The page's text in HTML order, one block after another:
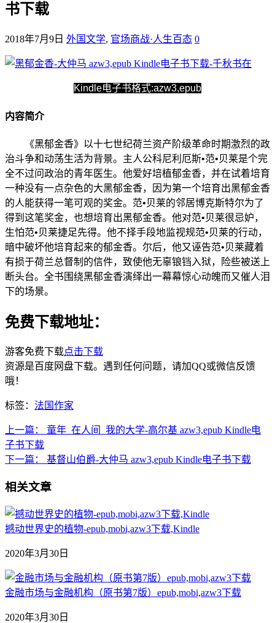
书下载
2018年7月9日 外国文学, 官场商战·人生百态 0
Kindle电子书格式:azw3,epub
内容简介
《黑郁金香》以十七世纪荷兰资产阶级革命时期激烈的政
治斗争和动荡生活为背景。主人公科尼利厄斯•范•贝莱是个完
全不过问政治的青年医生。他爱好培植郁金香，并在试着培育
一种没有一点杂色的大黑郁金香，因为第一个培育出黑郁金香
的人能获得一笔可观的奖金。范•贝莱的邻居博克斯特尔为了
得到这笔奖金，也想培育出黑郁金香。他对范•贝莱很忌妒，
生怕范•贝莱捷足先得。他不择手段地监视规范•贝莱的行动，
暗中破坏他培育起来的郁金香。尔后，他又诬告范•贝莱藏着
有损于荷兰总督制的信件，致使他无辜锒铛入狱，险些被送上
断头台。全书围绕黑郁金香演绎出一幕幕惊心动魄而又催人泪
下的场景。
免费下载地址：
游客免费下载点击下载
资源是百度网盘下载。遇到任何问题，请加QQ或微信反馈
哦！
标签： 法国作家
上一篇：
童年_在人间_我的大学-高尔基 azw3,epub Kindle电
子书下载
下一篇：
基督山伯爵-大仲马 azw3,epub Kindle电子书下载
相关文章
撼动世界史的植物-epub,mobi,azw3下载,Kindle
2020年3月30日
金融市场与金融机构（原书第7版）epub,mobi,azw3下载
2020年3月30日